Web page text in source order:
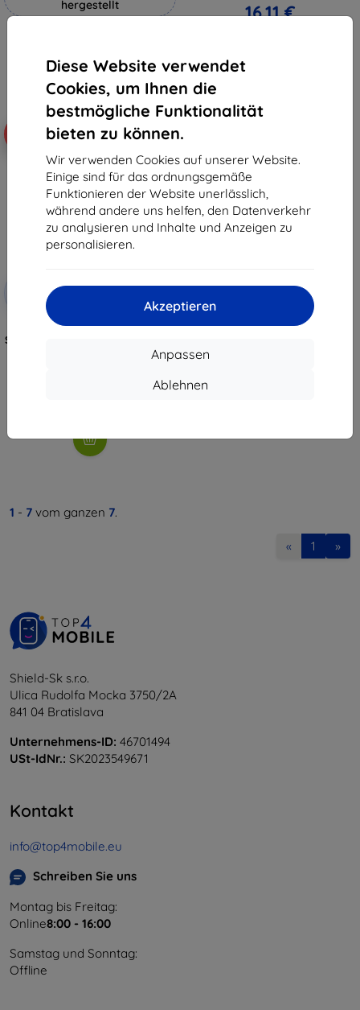
Diese Website verwendet
Cookies, um Ihnen die
bestmögliche Funktionalität
bieten zu können.
Wir verwenden Cookies auf unserer Website.
Einige sind für das ordnungsgemäße
Funktionieren der Website unerlässlich,
während andere uns helfen, den Datenverkehr
zu analysieren und Inhalte und Anzeigen zu
personalisieren.
Akzeptieren
Anpassen
Ablehnen
hergestellt
Auf Lager 4 Stk.
16,11 €
mit
3mk FlexibleGlass Pro Hybrid-
Schutzglas für Tecno Megapad 10
1 - 7 vom ganzen 7.
« 1 »
Shield-Sk s.r.o.
Ulica Rudolfa Mocka 3750/2A
841 04 Bratislava
Unternehmens-ID: 46701494
USt-IdNr.: SK2023549671
Kontakt
info@top4mobile.eu
Schreiben Sie uns
Montag bis Freitag:
Online8:00 - 16:00
Samstag und Sonntag:
Offline